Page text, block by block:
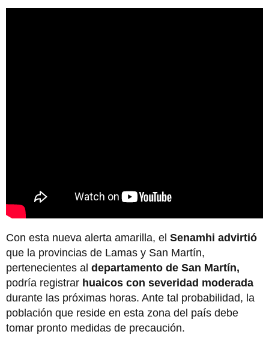
Con esta nueva alerta amarilla, el Senamhi advirtió
que la provincias de Lamas y San Martín,
pertenecientes al departamento de San Martín,
podría registrar huaicos con severidad moderada
durante las próximas horas. Ante tal probabilidad, la
población que reside en esta zona del país debe
tomar pronto medidas de precaución.